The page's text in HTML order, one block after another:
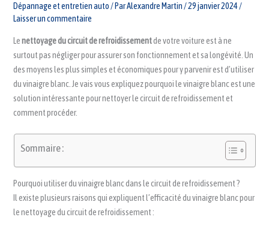
Dépannage et entretien auto / ParAlexandre Martin /29 janvier 2024/
Laisser un commentaire
Lenettoyage du circuit de refroidissementde votre voiture est à ne
surtout pas négliger pour assurer son fonctionnement et sa longévité. Un
des moyens les plus simples et économiques pour y parvenir est d’utiliser
du vinaigre blanc. Je vais vous expliquez pourquoi le vinaigre blanc est une
solution intéressante pour nettoyer le circuit de refroidissement et
comment procéder.
Sommaire :
Pourquoi utiliser du vinaigre blanc dans le circuit de refroidissement ?
Il existe plusieurs raisons qui expliquent l’efficacité du vinaigre blanc pour
le nettoyage du circuit de refroidissement :